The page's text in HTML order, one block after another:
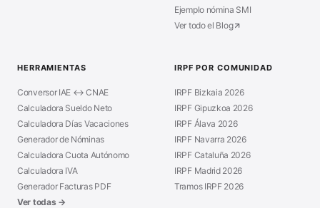
Ejemplo nómina SMI
Ver todo el Blog
HERRAMIENTAS
Conversor IAE ↔ CNAE
Calculadora Sueldo Neto
Calculadora Días Vacaciones
Generador de Nóminas
Calculadora Cuota Autónomo
Calculadora IVA
Generador Facturas PDF
Ver todas →
IRPF POR COMUNIDAD
IRPF Bizkaia 2026
IRPF Gipuzkoa 2026
IRPF Álava 2026
IRPF Navarra 2026
IRPF Cataluña 2026
IRPF Madrid 2026
Tramos IRPF 2026